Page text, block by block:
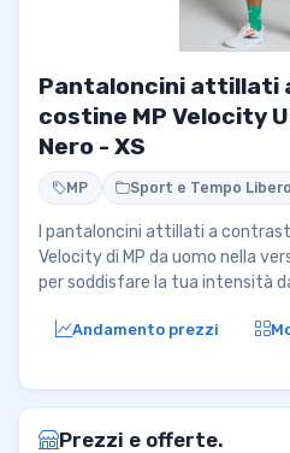
Pantaloncini attillati
costine MP Velocity
Nero - XS
MP Sport e Tempo Libero
I pantaloncini attillati a
Velocity di MP da uomo nella
per soddisfare la tua intensità
Andamento prezzi
Prezzi e offerte.